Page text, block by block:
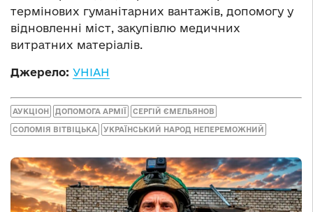
термінових гуманітарних вантажів, допомогу у
відновленні міст, закупівлю медичних
витратних матеріалів.
Джерело: УНІАН
АУКЦІОН ДОПОМОГА АРМІЇ СЕРГІЙ ЄМЕЛЬЯНОВ
СОЛОМІЯ ВІТВІЦЬКА УКРАЇНСЬКИЙ НАРОД НЕПЕРЕМОЖНИЙ